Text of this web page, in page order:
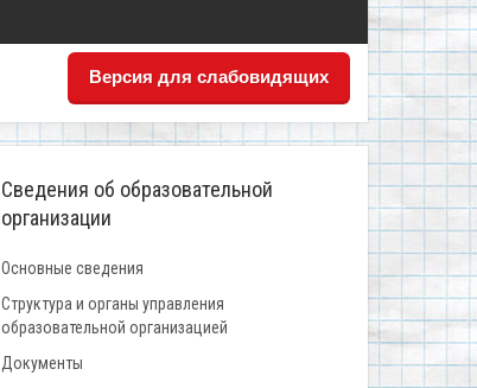
Версия для слабовидящих
Сведения об образовательной
организации
Основные сведения
Структура и органы управления
образовательной организацией
Документы